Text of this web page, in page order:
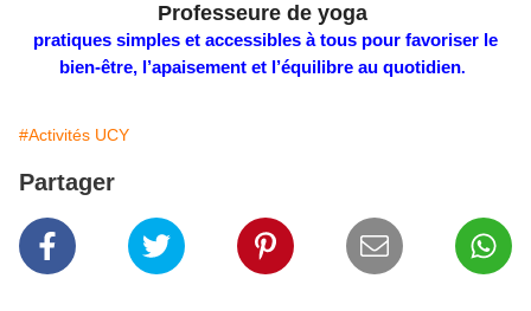
Professeure de yoga
pratiques simples et accessibles à tous pour favoriser le
bien-être, l’apaisement et l’équilibre au quotidien.
#Activités UCY
Partager